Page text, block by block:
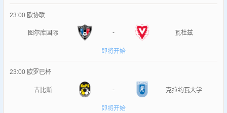
23:00 欧协联
图尔库国际 - 瓦杜兹
即将开始
23:00 欧罗巴杯
古比斯 - 克拉约瓦大学
即将开始